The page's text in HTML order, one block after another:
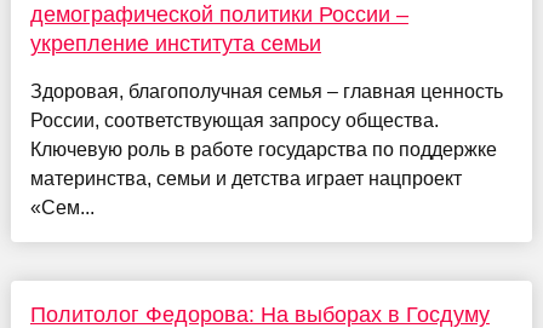
демографической политики России –
укрепление института семьи
Здоровая, благополучная семья – главная ценность
России, соответствующая запросу общества.
Ключевую роль в работе государства по поддержке
материнства, семьи и детства играет нацпроект
«Сем...
Политолог Федорова: На выборах в Госдуму